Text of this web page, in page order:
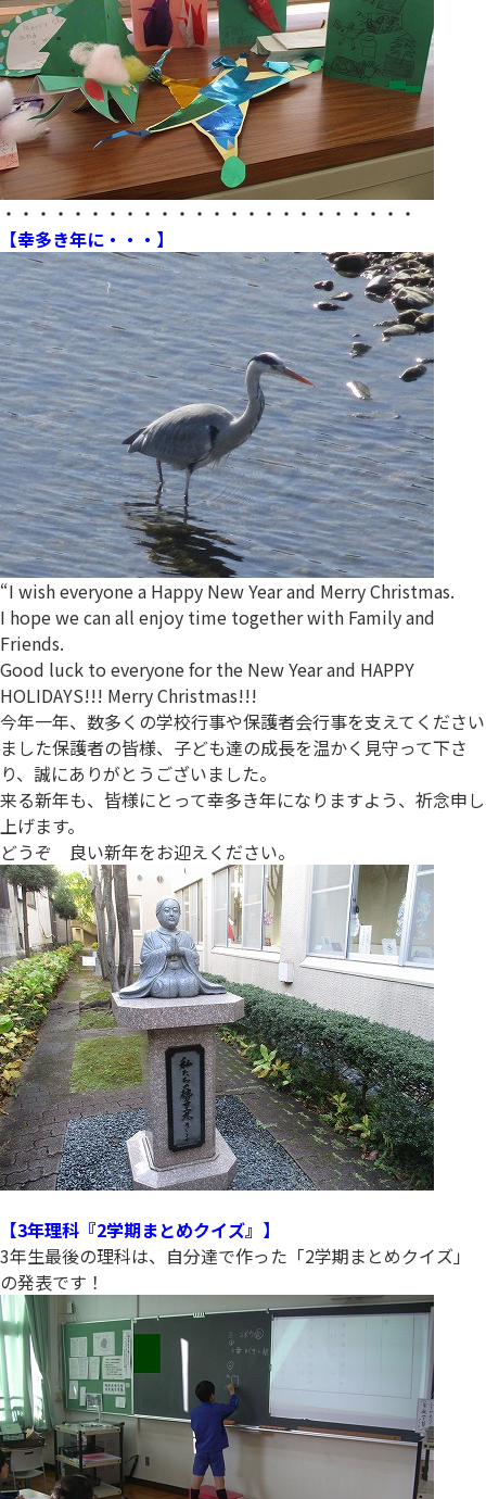
・・・・・・・・・・・・・・・・・・・・・・・・
【幸多き年に・・・】
“I wish everyone a Happy New Year and Merry Christmas.
I hope we can all enjoy time together with Family and
Friends.
Good luck to everyone for the New Year and HAPPY
HOLIDAYS!!! Merry Christmas!!!
今年一年、数多くの学校行事や保護者会行事を支えてください
ました保護者の皆様、子ども達の成長を温かく見守って下さ
り、誠にありがとうございました。
来る新年も、皆様にとって幸多き年になりますよう、祈念申し
上げます。
どうぞ 良い新年をお迎えください。
【3年理科『2学期まとめクイズ』】
3年生最後の理科は、自分達で作った「2学期まとめクイズ」
の発表です！